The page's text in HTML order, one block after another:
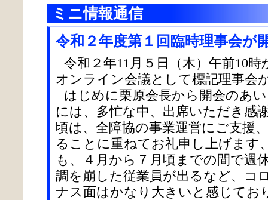
ミニ情報通信
令和２年度第１回臨時理事会が
令和２年11月５日（木）午前10
オンライン会議として標記理事会
はじめに栗原会長から開会のあ
には、多忙な中、出席いただき感
頃は、全障協の事業運営にご支援
ることに重ねてお礼申し上げます
も、４月から７月頃までの間で週
調を崩した従業員が出るなど、コ
ナス面はかなり大きいと感じてお